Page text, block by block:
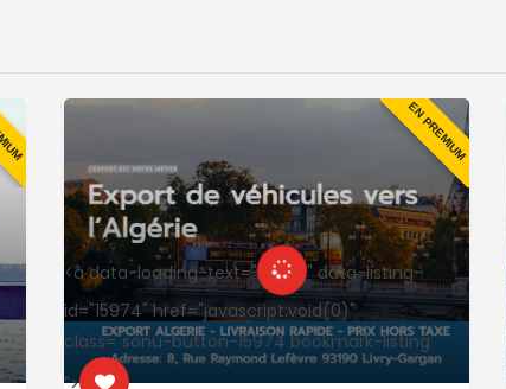
EN PREMIUM
<a data-loading-text="
" data-listing-
id="15974" href="javascript:void(0)"
class="sonu-button-15974 bookmark-listing
">